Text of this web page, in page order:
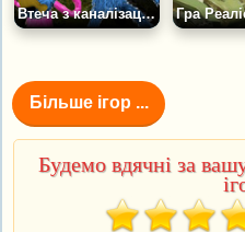
Втеча з каналізації Хагі Вагі
Більше ігор ...
Будемо вдячні за